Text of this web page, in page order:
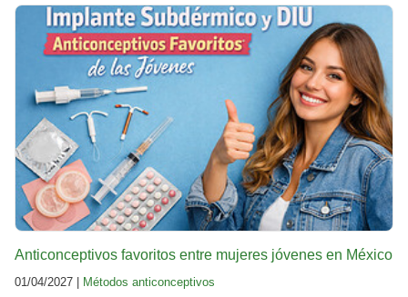
Anticonceptivos favoritos entre mujeres jóvenes en México
01/04/2027 | Métodos anticonceptivos